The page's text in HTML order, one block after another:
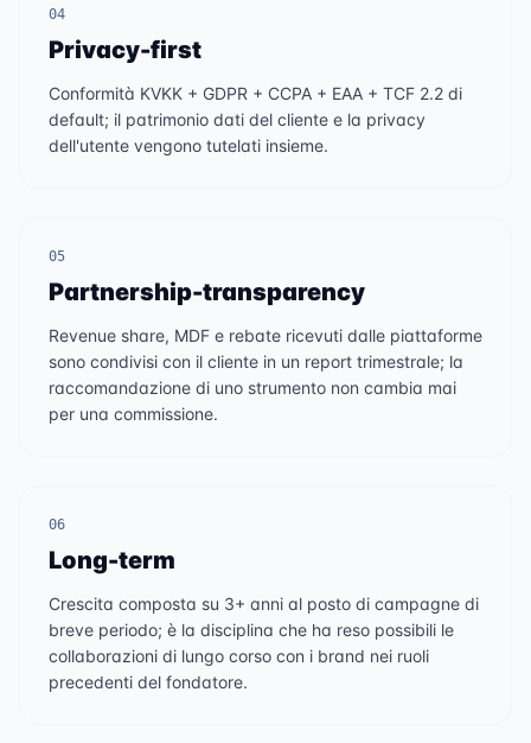
04
Privacy-first
Conformità KVKK + GDPR + CCPA + EAA + TCF 2.2 di
default; il patrimonio dati del cliente e la privacy
dell'utente vengono tutelati insieme.
05
Partnership-transparency
Revenue share, MDF e rebate ricevuti dalle piattaforme
sono condivisi con il cliente in un report trimestrale; la
raccomandazione di uno strumento non cambia mai
per una commissione.
06
Long-term
Crescita composta su 3+ anni al posto di campagne di
breve periodo; è la disciplina che ha reso possibili le
collaborazioni di lungo corso con i brand nei ruoli
precedenti del fondatore.